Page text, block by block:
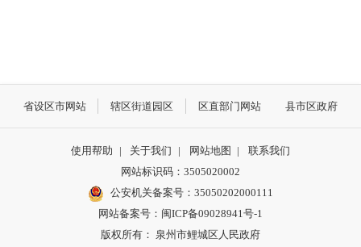
省设区市网站 辖区街道园区 区直部门网站 县市区政府
使用帮助 | 关于我们 | 网站地图 |
联系我们
网站标识码：3505020002
公安机关备案号：35050202000111
网站备案号：闽ICP备09028941号-1
版权所有： 泉州市鲤城区人民政府